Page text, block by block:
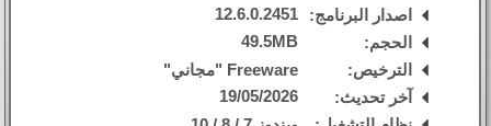
اصدار البرنامج:
12.6.0.2451
الحجم:
49.5MB
الترخيص:
Freeware "مجاني"
آخر تحديث:
19/05/2026